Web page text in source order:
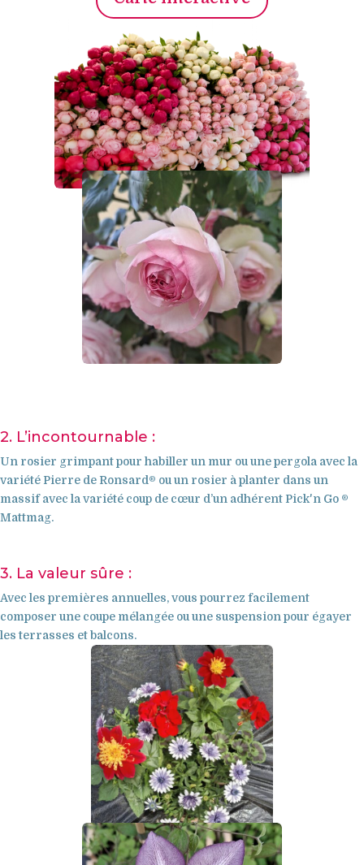
2. L’incontournable :
Un rosier grimpant pour habiller un mur ou une pergola avec la
variété Pierre de Ronsard® ou un rosier à planter dans un
massif avec la variété coup de cœur d’un adhérent Pick'n Go ®
Mattmag.
3. La valeur sûre :
Avec les premières annuelles, vous pourrez facilement
composer une coupe mélangée ou une suspension pour égayer
les terrasses et balcons.